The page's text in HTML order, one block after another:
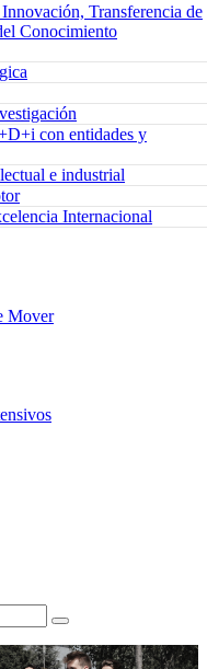
Transferencia de
Conocimiento
con entidades y
e industrial
Internacional
Mover